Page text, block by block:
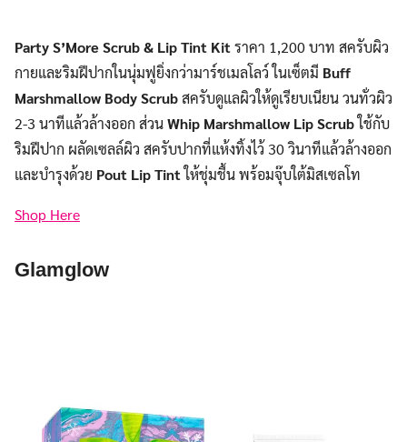
Party S’More Scrub & Lip Tint Kitราคา 1,200 บาท สครับผิว
กายและริมฝีปากในนุ่มฟูยิ่งกว่ามาร์ชเมลโลว์ ในเซ็ตมี Buff
Marshmallow Body Scrubสครับดูแลผิวให้ดูเรียบเนียน วนทั่วผิว
2-3 นาทีแล้วล้างออก ส่วนWhip Marshmallow Lip Scrubใช้กับ
ริมฝีปาก ผลัดเซลล์ผิว สครับปากที่แห้งทิ้งไว้ 30 วินาทีแล้วล้างออก
และบำรุงด้วย Pout Lip Tintให้ชุ่มชื้น พร้อมจุ๊บใต้มิสเซลโท
Shop Here
Glamglow